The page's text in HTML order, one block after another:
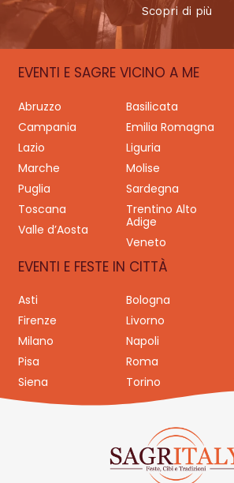
Scopri di più
EVENTI E SAGRE VICINO A ME
Abruzzo Basilicata
Campania
Emilia Romagna
Lazio
Liguria
Marche
Molise
Puglia
Sardegna
Toscana
Trentino Alto
Adige
Valle d’Aosta
Veneto
EVENTI E FESTE IN CITTÀ
Asti Bologna
Firenze
Livorno
Milano
Napoli
Pisa
Roma
Siena
Torino